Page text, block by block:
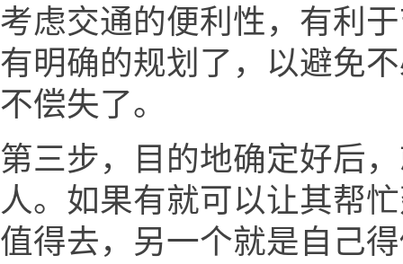
考虑交通的便利性，有利
有明确的规划了，以避免
不偿失了。
第三步，目的地确定好后
人。如果有就可以让其帮
值得去，另一个就是自己